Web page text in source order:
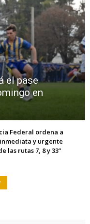
el pase
en
Federal ordena a
y urgente
las rutas 7, 8 y 33”